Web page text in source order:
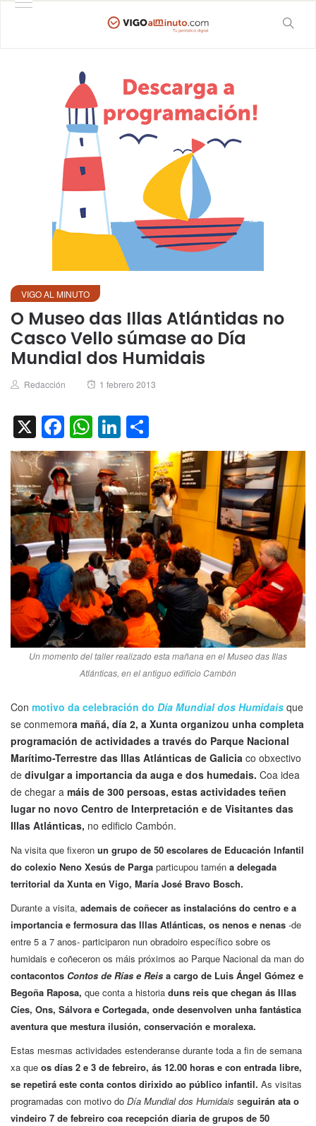
VIGO AL MINUTO
O Museo das Illas Atlántidas no
Casco Vello súmase ao Día
Mundial dos Humidais
Author
Redacción
Posted
1 febrero 2013
X Facebook
WhatsApp
LinkedIn
Un momento del taller realizado esta mañana en el Museo das Illas
Atlánticas, en el antiguo edificio Cambón
Con motivo da celebración do Día Mundial dos Humidais que
se conmemora mañá, día 2, a Xunta organizou unha completa
programación de actividades a través do Parque Nacional
Marítimo-Terrestre das Illas Atlánticas de Galicia co obxectivo
de divulgar a importancia da auga e dos humedais. Coa idea
de chegar a máis de 300 persoas, estas actividades teñen
lugar no novo Centro de Interpretación e de Visitantes das
Illas Atlánticas, no edificio Cambón.
Na visita que fixeron un grupo de 50 escolares de Educación Infantil
do colexio Neno Xesús de Parga particupou tamén a delegada
territorial da Xunta en Vigo, María José Bravo Bosch.
Durante a visita, ademais de coñecer as instalacións do centro e a
importancia e fermosura das Illas Atlánticas, os nenos e nenas -de
entre 5 a 7 anos- participaron nun obradoiro específico sobre os
humidais e coñeceron os máis próximos ao Parque Nacional da man do
contacontos Contos de Rías e Reis a cargo de Luis Ángel Gómez e
Begoña Raposa, que conta a historia duns reis que chegan ás Illas
Cíes, Ons, Sálvora e Cortegada, onde desenvolven unha fantástica
aventura que mestura ilusión, conservación e moralexa.
Estas mesmas actividades estenderanse durante toda a fin de semana
xa que os días 2 e 3 de febreiro, ás 12.00 horas e con entrada libre,
se repetirá este conta contos dirixido ao público infantil. As visitas
programadas con motivo do Día Mundial dos Humidais seguirán ata o
vindeiro 7 de febreiro coa recepción diaria de grupos de 50